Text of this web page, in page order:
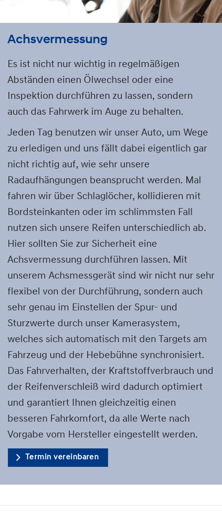
Achsvermessung
Es ist nicht nur wichtig in regelmäßigen
Abständen einen Ölwechsel oder eine
Inspektion durchführen zu lassen, sondern
auch das Fahrwerk im Auge zu behalten.
Jeden Tag benutzen wir unser Auto, um Wege
zu erledigen und uns fällt dabei eigentlich gar
nicht richtig auf, wie sehr unsere
Radaufhängungen beansprucht werden. Mal
fahren wir über Schlaglöcher, kollidieren mit
Bordsteinkanten oder im schlimmsten Fall
nutzen sich unsere Reifen unterschiedlich ab.
Hier sollten Sie zur Sicherheit eine
Achsvermessung durchführen lassen. Mit
unserem Achsmessgerät sind wir nicht nur sehr
flexibel von der Durchführung, sondern auch
sehr genau im Einstellen der Spur- und
Sturzwerte durch unser Kamerasystem,
welches sich automatisch mit den Targets am
Fahrzeug und der Hebebühne synchronisiert.
Das Fahrverhalten, der Kraftstoffverbrauch und
der Reifenverschleiß wird dadurch optimiert
und garantiert Ihnen gleichzeitig einen
besseren Fahrkomfort, da alle Werte nach
Vorgabe vom Hersteller eingestellt werden.
Termin vereinbaren